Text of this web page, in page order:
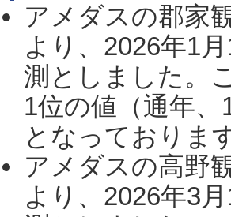
アメダスの郡家
より、2026年1
測としました。
1位の値（通年
となっておりま
アメダスの高野
より、2026年3